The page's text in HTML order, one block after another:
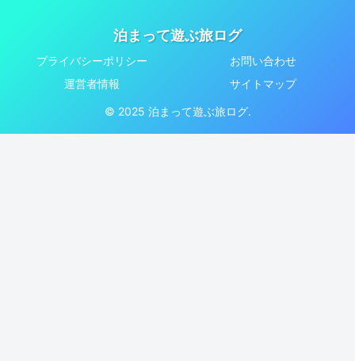
泊まって遊ぶ旅ログ
プライバシーポリシー
お問い合わせ
運営者情報
サイトマップ
© 2025 泊まって遊ぶ旅ログ.